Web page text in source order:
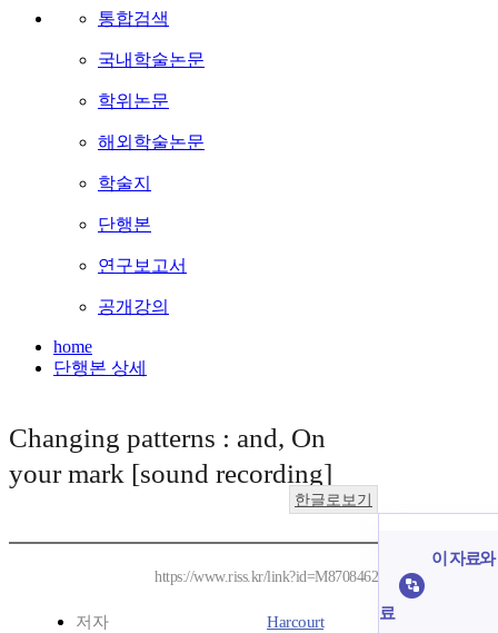
통합검색
국내학술논문
학위논문
해외학술논문
학술지
단행본
연구보고서
공개강의
home
단행본 상세
Changing patterns : and, On
your mark [sound recording]
한글로보기
https://www.riss.kr/link?id=M8708462
저자 Harcourt
이 자료와
료